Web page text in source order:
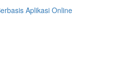
Aplikasi Online